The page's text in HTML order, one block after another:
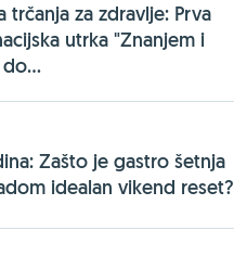
trčanja za zdravlje: Prva
utrka "Znanjem i
Zašto je gastro šetnja
idealan vikend reset?